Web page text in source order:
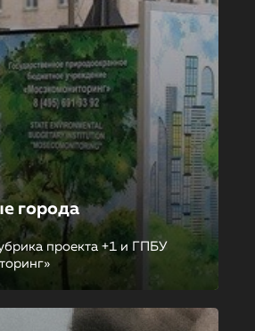
города
проекта +1 и ГПБУ